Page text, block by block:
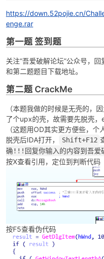
爱
解
https://down.52pojie.cn/
enge.rar
第一题 签到题
关注“吾爱破解论坛”公众号，
和第二题题目下载地址。
第二题 CrackMe
（本题我做的时候是无壳的，
了个upx的壳，故需要先脱壳，
（这题用OD其实更方便些，个
脱壳后IDA打开，
Shift+F12
确!!!回复你输入的内容到吾爱
按X查看引用，定位到判断代码
按F5查看伪代码